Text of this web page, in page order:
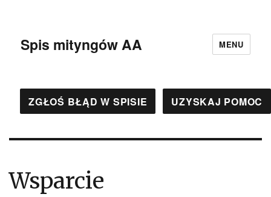
Spis mityngów AA MENU
ZGŁOŚ BŁĄD W SPISIE UZYSKAJ POMOC
Wsparcie